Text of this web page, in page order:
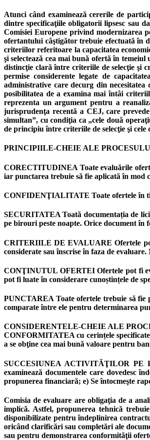
Atunci când examinează cererile de
dintre specificaţiile obligatorii lipsesc sau
Comisiei Europene privind modernizarea
ofertantului câştigător trebuie efectuată în
criteriilor referitoare la capacitatea
şi selectează cea mai bună ofertă în
distincţie clară între criteriile de selecţie şi
permise considerente legate de
administrative care decurg din
posibilitatea de a examina mai întâi
reprezenta un argument pentru a
jurisprudenţa recentă a CEJ, care
simultan”, cu condiţia ca „cele două
de principiu între criteriile de selecţie şi cele
PRINCIPIILE-CHEIE ALE
CORECTITUDINEA Toate evaluările
iar punctarea trebuie să fie aplicată în mod
CONFIDENŢIALITATE Toate ofertele în
SECURITATEA Toată documentația de
pe birouri peste noapte. Orice document în
CRITERIILE DE EVALUARE Ofertele
considerate sau înscrise în faza de
CONŢINUTUL OFERTEI Ofertele pot fi
pot fi luate în considerare cunoștințele de
PUNCTAREA Toate ofertele trebuie să
comparate între ele pentru determinarea
CONSIDERENTELE-CHEIE ALE
CONFORMITATEA cu cerințele
a se obţine cea mai bună valoare pentru
SUCCESIUNEA ACTIVITĂŢILOR PE
examinează documentele care dovedesc
propunerea financiară; e) Se întocmeşte
Comisia de evaluare are obligaţia de a
implică. Astfel, propunerea tehnică
disponibilizate pentru îndeplinirea
oricând clarificări sau completări ale
sau pentru demonstrarea conformităţii